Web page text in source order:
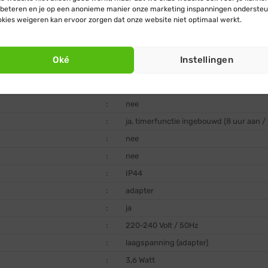
en je op een anonieme manier onze marketing inspanningen
weigeren kan ervoor zorgen dat onze website niet optimaal werkt.
Oké Instellingen
:
Ø 3 mm
+ 20.000 uur
transparant
:
nee
:
ja, timerfunctie ingebouwd (8 uur aan /
:
nee
:
nee
:
IP44
:
adapter
:
ja
:
220-240 Volt / 50Hz
:
laagspanning (adapter)
:
3,6 Watt